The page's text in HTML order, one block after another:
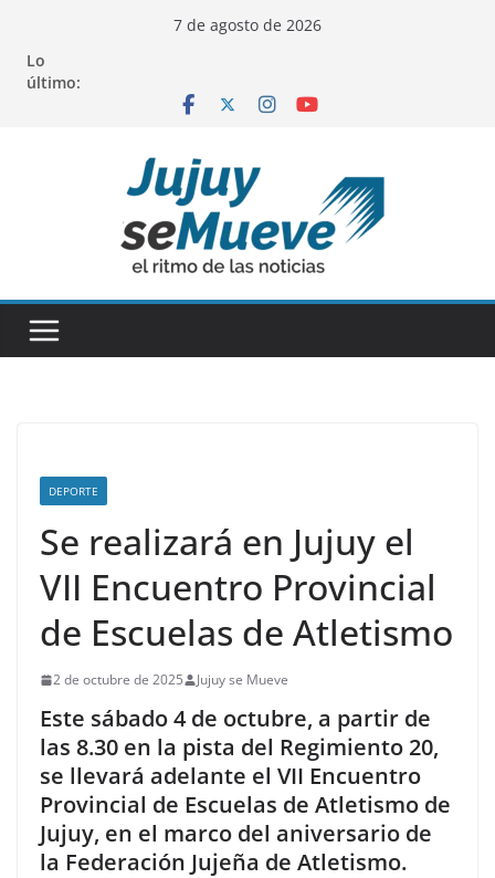
contenido
7 de agosto de 2026
Lo
último:
DEPORTE
Se realizará en Jujuy el
VII Encuentro Provincial
de Escuelas de Atletismo
2 de octubre de 2025 Jujuy se Mueve
Este sábado 4 de octubre, a partir de
las 8.30 en la pista del Regimiento 20,
se llevará adelante el VII Encuentro
Provincial de Escuelas de Atletismo de
Jujuy, en el marco del aniversario de
la Federación Jujeña de Atletismo.